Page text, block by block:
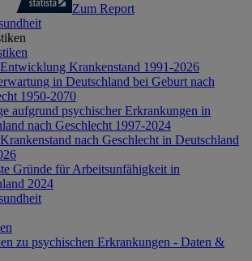
Zum Report
Krankenstand 1991-2026
in Deutschland bei Geburt nach
1950-2070
aufgrund psychischer Erkrankungen in
nach Geschlecht 1997-2024
nach Geschlecht in Deutschland
Gründe für Arbeitsunfähigkeit in
2024
zu psychischen Erkrankungen - Daten &